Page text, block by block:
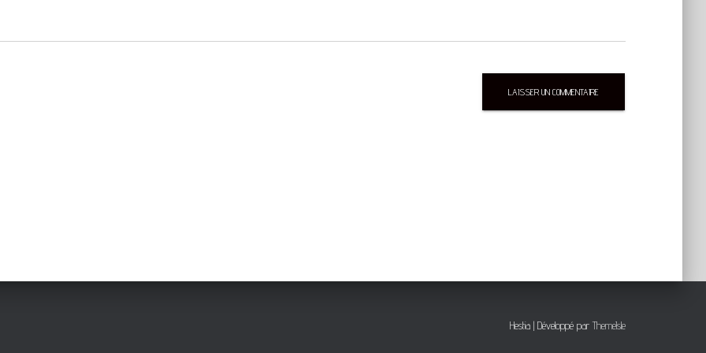
Hestia | Développé parThemeIsle